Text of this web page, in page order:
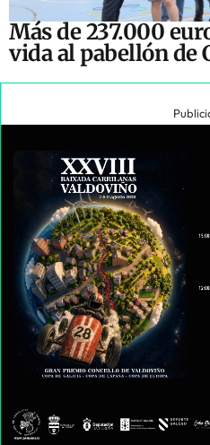
Más de 237.000
vida al pabellón de